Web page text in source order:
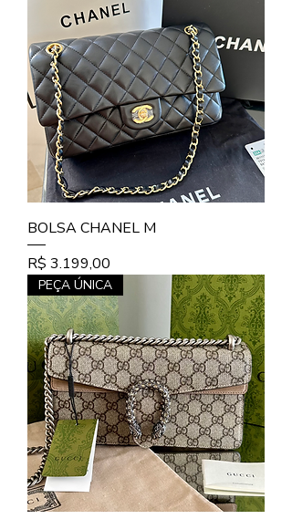
BOLSA CHANEL M
Preço
R$ 3.199,00
PEÇA ÚNICA